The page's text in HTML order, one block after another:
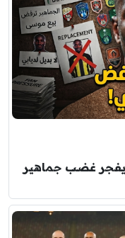
يفجر غضب جماهير